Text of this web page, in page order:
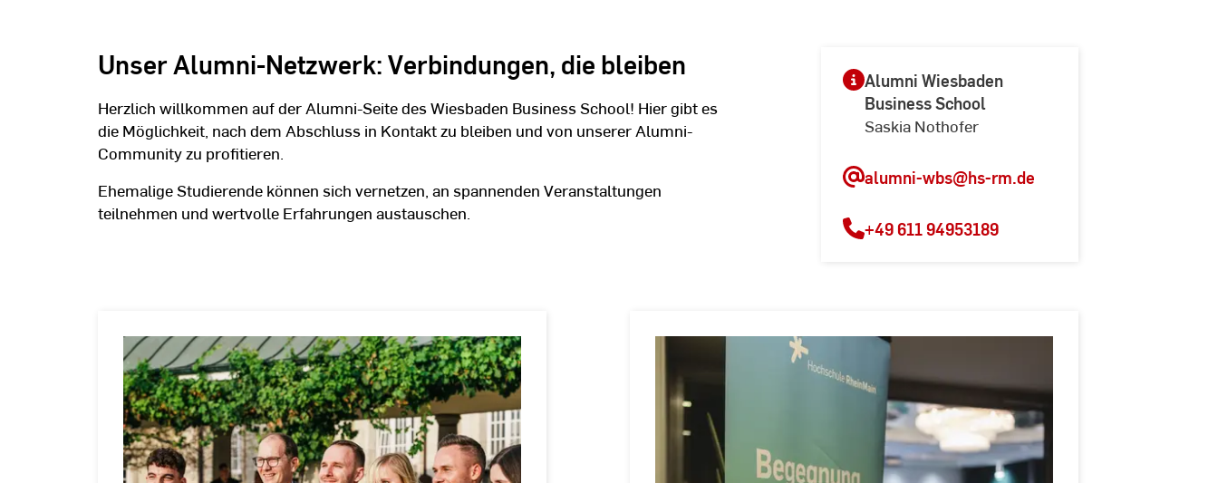
Unser Alumni-Netzwerk: Verbindungen, die bleiben
Herzlich willkommen auf der Alumni-Seite des Wiesbaden Business School! Hier gibt es
die Möglichkeit, nach dem Abschluss in Kontakt zu bleiben und von unserer Alumni-
Community zu profitieren.
Ehemalige Studierende können sich vernetzen, an spannenden Veranstaltungen
teilnehmen und wertvolle Erfahrungen austauschen.
Alumni Wiesbaden
Business School
Saskia Nothofer
alumni-wbs@hs-rm.de
+49 611 94953189